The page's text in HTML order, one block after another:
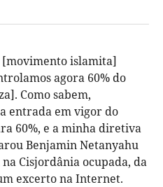
[movimento islamita]
agora 60% do
Como sabem,
entrada em vigor do
60%, e a minha diretiva
Benjamin Netanyahu
Cisjordânia ocupada, da
excerto na Internet.